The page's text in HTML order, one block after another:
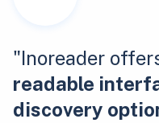
"Inoreader
readable
discovery